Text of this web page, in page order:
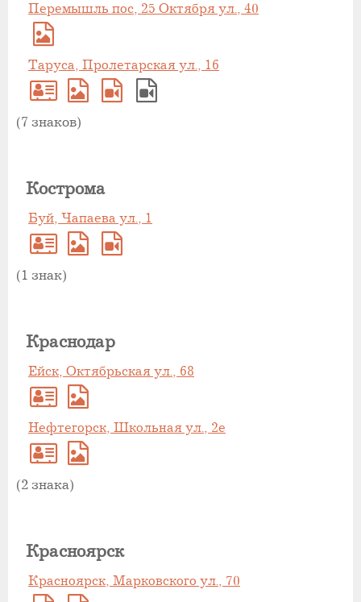
Перемышль пос, 25 Октября ул., 40
Таруса, Пролетарская ул., 16
(7 знаков)
Кострома
Буй, Чапаева ул., 1
(1 знак)
Краснодар
Ейск, Октябрьская ул., 68
Нефтегорск, Школьная ул., 2е
(2 знака)
Красноярск
Красноярск, Марковского ул., 70